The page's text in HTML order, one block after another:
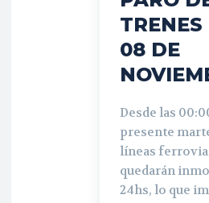
TRENES
08 DE
Desde las
presente
líneas
quedarán
24hs, lo que